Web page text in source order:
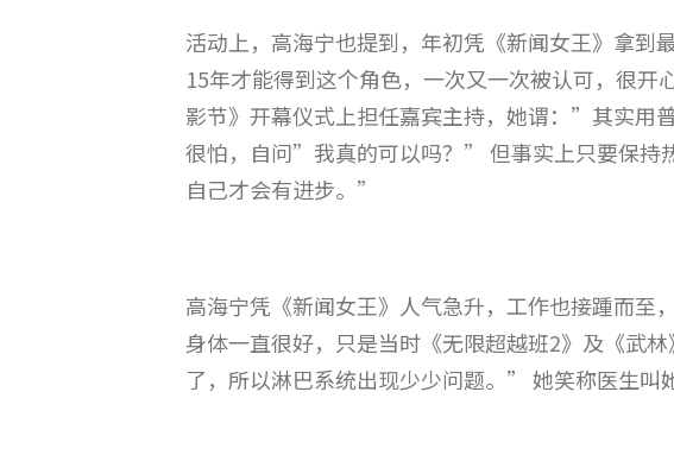
活动上，高海宁也提到，年初凭《新闻女王》拿
15年才能得到这个角色，一次又一次被认可，很
影节》开幕仪式上担任嘉宾主持，她谓：”其实用
很怕，自问”我真的可以吗？” 但事实上只要保持
自己才会有进步。”
高海宁凭《新闻女王》人气急升，工作也接踵而
身体一直很好，只是当时《无限超越班2》及《武
了，所以淋巴系统出现少少问题。” 她笑称医生叫